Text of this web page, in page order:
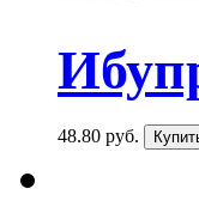
48.80 руб.